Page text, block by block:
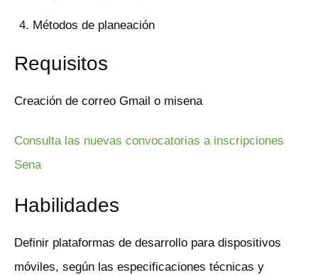
Métodos de planeación
Requisitos
Creación de correo Gmail o misena
Consulta las nuevas convocatorias a inscripciones
Sena
Habilidades
Definir plataformas de desarrollo para dispositivos
móviles, según las especificaciones técnicas y